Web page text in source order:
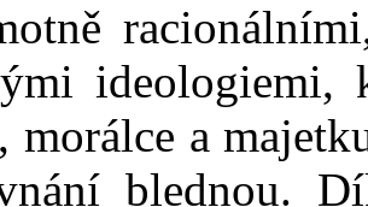
ideologiemi,
morálce a
blednou.